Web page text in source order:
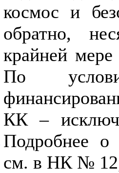
космос и
обратно,
крайней
По
КК –
Подробнее
см. в НК №